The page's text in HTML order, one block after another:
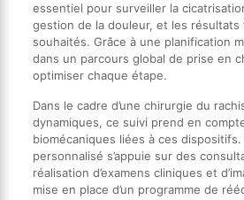
essentiel pour surveiller la
gestion de la douleur, et les résultats
souhaités. Grâce à une planification
dans un parcours global de prise en
optimiser chaque étape.
Dans le cadre d’une chirurgie du
dynamiques, ce suivi prend en
biomécaniques liées à ces dispositifs.
personnalisé s’appuie sur des
réalisation d’examens cliniques et
mise en place d’un programme de